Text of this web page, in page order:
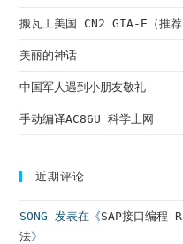
搬瓦工美国 CN2 GIA-E（推荐
美丽的神话
中国军人遇到小朋友敬礼
手动编译AC86U 科学上网
近期评论
SONG 发表在《SAP接口编程-
法》